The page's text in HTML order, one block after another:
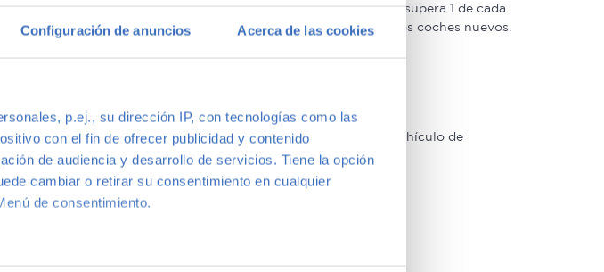
Configuración de anuncios Acerca de las cookies
p.ej., su dirección IP, con tecnologías como las
con el fin de ofrecer publicidad y contenido
de audiencia y desarrollo de servicios. Tiene la opción
cambiar o retirar su consentimiento en cualquier
de consentimiento.
vehículos pasan el más riguroso control de calidad –solo lo supera 1 de cada
que le ofrecemos una Garantía 5 Estrellas muy similar a la de los coches nuevos.
de una gran variedad de marcas y modelos. Encuentra el vehículo de
precio. O si lo prefieres, ven a vernos y te aconsejamos.